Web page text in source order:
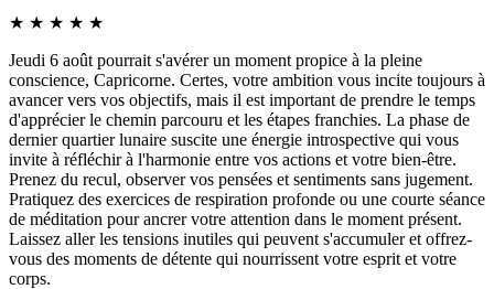
★ ★ ★ ★ ★
Jeudi 6 août pourrait s'avérer un moment propice à la pleine
conscience, Capricorne. Certes, votre ambition vous incite toujours à
avancer vers vos objectifs, mais il est important de prendre le temps
d'apprécier le chemin parcouru et les étapes franchies. La phase de
dernier quartier lunaire suscite une énergie introspective qui vous
invite à réfléchir à l'harmonie entre vos actions et votre bien-être.
Prenez du recul, observer vos pensées et sentiments sans jugement.
Pratiquez des exercices de respiration profonde ou une courte séance
de méditation pour ancrer votre attention dans le moment présent.
Laissez aller les tensions inutiles qui peuvent s'accumuler et offrez-
vous des moments de détente qui nourrissent votre esprit et votre
corps.